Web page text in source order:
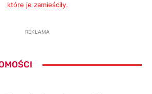
które je zamieściły.
REKLAMA